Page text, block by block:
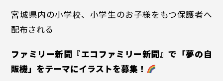
宮城県内の小学校、小学生のお子様をもつ保護者へ
配布される
ファミリー新聞『エコファミリー新聞』で「夢の自
販機」をテーマにイラストを募集！